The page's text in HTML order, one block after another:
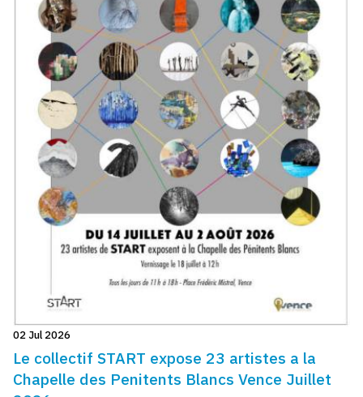
02 Jul 2026
Le collectif START expose 23 artistes a la
Chapelle des Penitents Blancs Vence Juillet